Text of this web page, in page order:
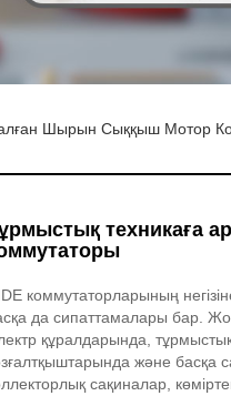
Шырын Сыққыш Мотор
техникаға
коммутаторларының
да сипаттамалары бар.
құралдарында,
және басқа
сақиналар,